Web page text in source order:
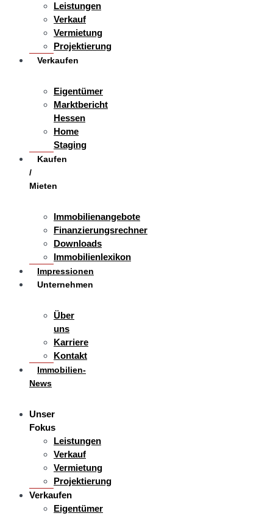
Leistungen
Verkauf
Vermietung
Projektierung
Verkaufen
Eigentümer
Marktbericht
Hessen
Home
Staging
Kaufen
/
Mieten
Immobilienangebote
Finanzierungsrechner
Downloads
Immobilienlexikon
Impressionen
Unternehmen
Über
uns
Karriere
Kontakt
Immobilien-
News
Unser
Fokus
Leistungen
Verkauf
Vermietung
Projektierung
Verkaufen
Eigentümer